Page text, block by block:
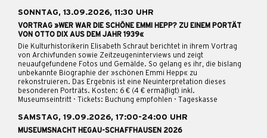
SONNTAG, 13.09.2026, 11:30 UHR
VORTRAG »WER WAR DIE SCHÖNE EMMI HEPP? ZU EINEM PORTÄT
VON OTTO DIX AUS DEM JAHR 1939«
Die Kulturhistorikerin Elisabeth Schraut berichtet in ihrem Vortrag
von Archivfunden sowie Zeitzeugeninterviews und zeigt
neuaufgefundene Fotos und Gemälde. So gelang es ihr, die bislang
unbekannte Biographie der »schönen Emmi Hepp« zu
rekonstruieren. Das Ergebnis ist eine Neuinterpretation dieses
besonderen Porträts. Kosten: 6 € (4 € ermäßigt) inkl.
Museumseintritt · Tickets: Buchung empfohlen · Tageskasse
SAMSTAG, 19.09.2026, 17:00-24:00 UHR
MUSEUMSNACHT HEGAU-SCHAFFHAUSEN 2026